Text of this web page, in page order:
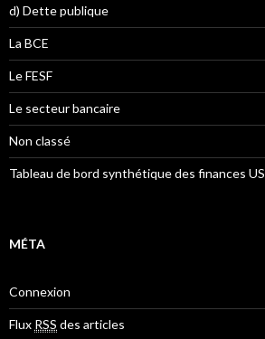
d) Dette publique
La BCE
Le FESF
Le secteur bancaire
Non classé
Tableau de bord synthétique des finances US
MÉTA
Connexion
Flux RSS des articles